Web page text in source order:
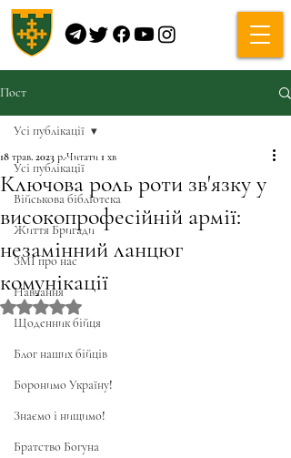
Пост
Усі публікації
Військова бібліотека
Життя Бригади
ЗМІ про нас
Навчання
Щоденник бійця
Блог наших бійців
Боронимо Україну!
Знаємо і нищимо!
Братство Богуна
Усі публікації
Ключова роль роти зв'язку у
високопрофесійній армії:
незамінний ланцюг
комунікації
18 трав. 2023 р.Читати 1 хв
Оцінка: NaN з 5 зірок.